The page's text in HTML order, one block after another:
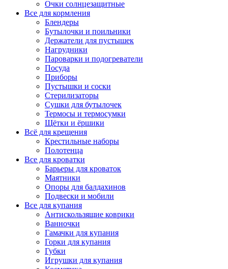
Очки солнцезащитные
Все для кормления
Блендеры
Бутылочки и поильники
Держатели для пустышек
Нагрудники
Пароварки и подогреватели
Посуда
Приборы
Пустышки и соски
Стерилизаторы
Сушки для бутылочек
Термосы и термосумки
Щётки и ёршики
Всё для крещения
Крестильные наборы
Полотенца
Все для кроватки
Барьеры для кроваток
Маятники
Опоры для балдахинов
Подвески и мобили
Все для купания
Антискользящие коврики
Ванночки
Гамачки для купания
Горки для купания
Губки
Игрушки для купания